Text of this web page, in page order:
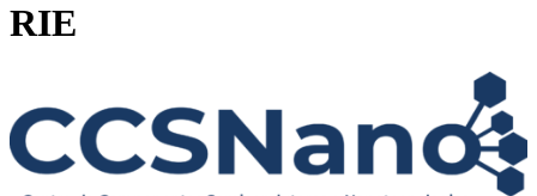
RIE